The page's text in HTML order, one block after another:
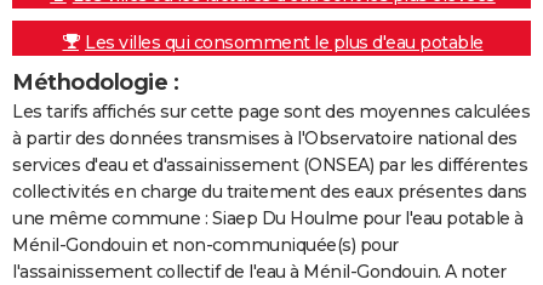
Les villes qui consomment le plus d'eau potable
Méthodologie :
Les tarifs affichés sur cette page sont des moyennes calculées
à partir des données transmises à l'Observatoire national des
services d'eau et d'assainissement (ONSEA) par les différentes
collectivités en charge du traitement des eaux présentes dans
une même commune : Siaep Du Houlme pour l'eau potable à
Ménil-Gondouin et non-communiquée(s) pour
l'assainissement collectif de l'eau à Ménil-Gondouin. A noter